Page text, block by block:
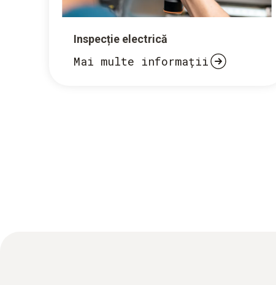
Inspecție electrică
Mai multe informații